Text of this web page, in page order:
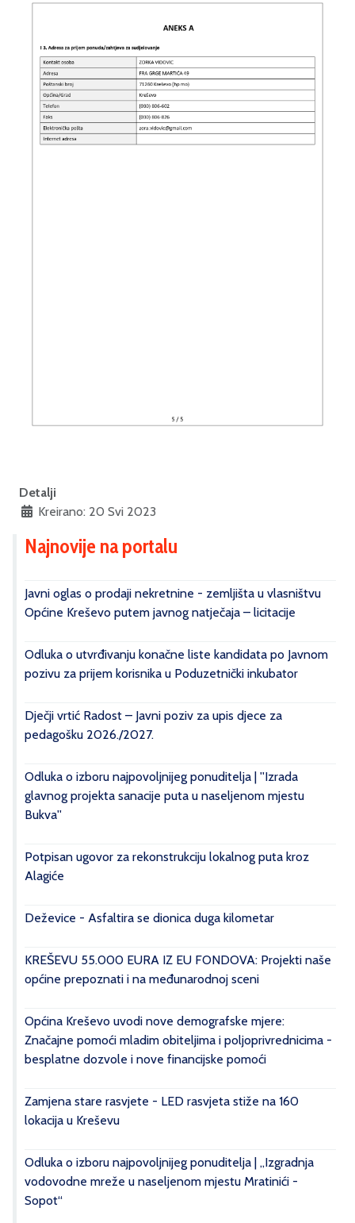
Detalji
Kreirano: 20 Svi 2023
Najnovije na portalu
Javni oglas o prodaji nekretnine - zemljišta u vlasništvu
Općine Kreševo putem javnog natječaja – licitacije
Odluka o utvrđivanju konačne liste kandidata po Javnom
pozivu za prijem korisnika u Poduzetnički inkubator
Dječji vrtić Radost – Javni poziv za upis djece za
pedagošku 2026./2027.
Odluka o izboru najpovoljnijeg ponuditelja | ''Izrada
glavnog projekta sanacije puta u naseljenom mjestu
Bukva''
Potpisan ugovor za rekonstrukciju lokalnog puta kroz
Alagiće
Deževice - Asfaltira se dionica duga kilometar
KREŠEVU 55.000 EURA IZ EU FONDOVA: Projekti naše
općine prepoznati i na međunarodnoj sceni
Općina Kreševo uvodi nove demografske mjere:
Značajne pomoći mladim obiteljima i poljoprivrednicima -
besplatne dozvole i nove financijske pomoći
Zamjena stare rasvjete - LED rasvjeta stiže na 160
lokacija u Kreševu
Odluka o izboru najpovoljnijeg ponuditelja | „Izgradnja
vodovodne mreže u naseljenom mjestu Mratinići -
Sopot“